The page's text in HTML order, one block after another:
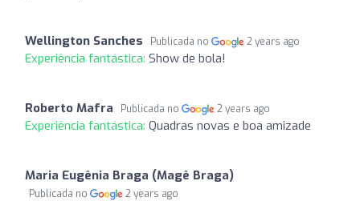
Wellington Sanches Publicada no 2 years ago
Experiência fantástica: Show de bola!
Roberto Mafra Publicada no 2 years ago
Experiência fantástica: Quadras novas e boa amizade
Maria Eugênia Braga (Magê Braga)
Publicada no 2 years ago